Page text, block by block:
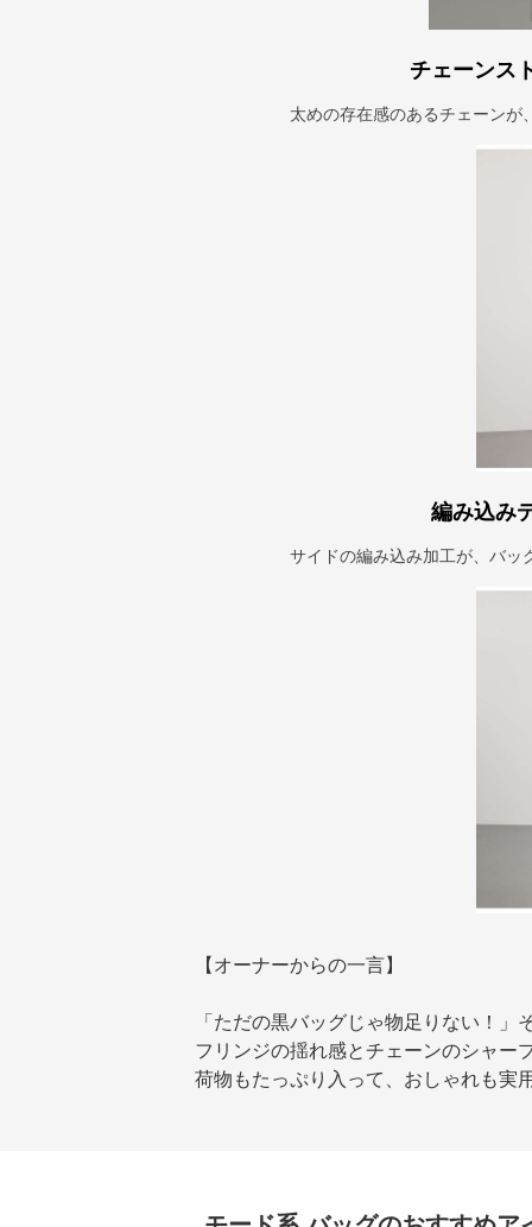
チェーンス
太めの存在感のあるチェーンが
編み込み
サイドの編み込み加工が、バッ
【オーナーからの一言】
「ただの黒バッグじゃ物足りない！」
フリンジの揺れ感とチェーンのシャー
荷物もたっぷり入って、おしゃれも実